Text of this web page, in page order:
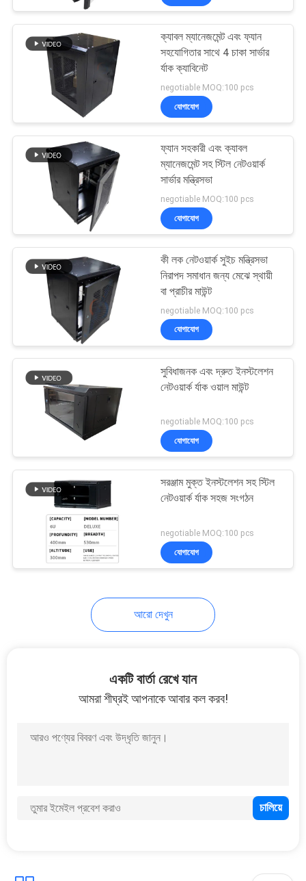
নীতি
ফাইবার অপটিক তারের
57
CAT5E প্যাচ কর্ড
23
CAT6 প্যাচ কর্ড
নেটওয়ার্ক কেবল সমাবেশ
ফাইবার অপটিক প্যাচ কর্ড
ক্যাবল ম্যানেজমেন্ট এবং ফ্যান
সহযোগিতার সাথে 4 চাকা সার্ভার
র্যাক ক্যাবিনেট
negotiable MOQ:100 pcs
যোগাযোগ
ফ্যান সহকারী এবং ক্যাবল
ম্যানেজমেন্ট সহ স্টিল নেটওয়ার্ক
সার্ভার মন্ত্রিসভা
negotiable MOQ:100 pcs
যোগাযোগ
কী লক নেটওয়ার্ক সুইচ মন্ত্রিসভা
নিরাপদ সমাধান জন্য মেঝে স্থায়ী
বা প্রাচীর মাউন্ট
negotiable MOQ:100 pcs
যোগাযোগ
সুবিধাজনক এবং দ্রুত ইনস্টলেশন
নেটওয়ার্ক র্যাক ওয়াল মাউন্ট
negotiable MOQ:100 pcs
যোগাযোগ
সরঞ্জাম মুক্ত ইনস্টলেশন সহ স্টিল
নেটওয়ার্ক র্যাক সহজ সংগঠন
negotiable MOQ:100 pcs
যোগাযোগ
আরো দেখুন
একটি বার্তা রেখে যান
আমরা শীঘ্রই আপনাকে আবার কল করব!